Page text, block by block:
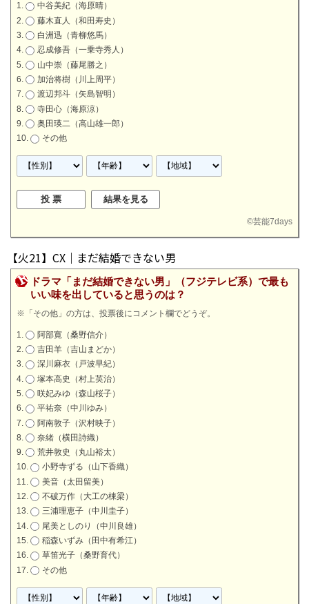
中谷美紀（海原晴）
藤木直人（和田寿史）
白洲迅（青柳悠馬）
忍成修吾（一乗寺秀人）
山中崇（藤尾勝之）
加治将樹（川上周平）
渡辺邦斗（矢島智明）
寺田心（海原涼）
奥田瑛二（高山雄一郎）
その他
©芸能7days
【火21】CX｜まだ結婚できない男
ドラマ「まだ結婚できない男」（フジテレビ系）で最も
いい味を出していると思うのは？
※「その他」の方は、投票後にコメント欄でどうぞ。
阿部寛（桑野信介）
吉田羊（吉山まどか）
深川麻衣（戸波早紀）
塚本高史（村上英治）
咲妃みゆ（森山桜子）
平祐奈（中川ゆみ）
阿南敦子（沢村映子）
奈緒（横田詩織）
荒井敦史（丸山裕太）
小野寺ずる（山下香織）
美音（太田留美）
不破万作（大工の棟梁）
三浦理恵子（中川圭子）
尾美としのり（中川良雄）
稲森いずみ（田中有希江）
草笛光子（桑野育代）
その他